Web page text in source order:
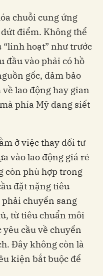
chuỗi cung ứng
điểm. Không thể
hoạt” như trước
đầu vào phải có hồ
gốc, đảm bảo
lao động hay gian
phía Mỹ đang siết
ở việc thay đổi tư
vào lao động giá rẻ
còn phù hợp trong
đặt nặng tiêu
chuyển sang
từ tiêu chuẩn môi
cầu về chuyển
Đây không còn là
kiện bắt buộc để